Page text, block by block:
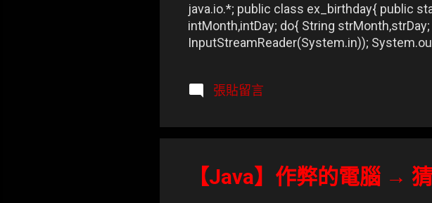
java.io.*; public class ex_birthday{ public
intMonth,intDay; do{ String
InputStreamReader(System.in));
System.out.print("請猜猜阿翔的生日
System.out.println(""); if(...
張貼留言
【Java】作弊的電腦 →